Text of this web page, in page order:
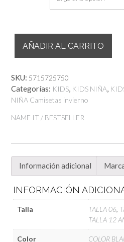
Lonnie
Manga
de
NAME
IT
BESTSELLER
Yirandola
cantidad
AÑADIR AL CARRITO
SKU: 5715725750
Categorías: KIDS, KIDS NIÑA,
NIÑA Camisetas invierno
NAME IT / BESTSELLER
Información adicional
INFORMACIÓN
Talla TALLA 06
TALLA 12
Color COLOR